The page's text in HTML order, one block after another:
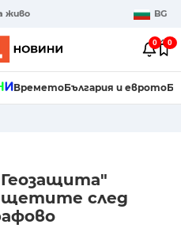
живо BG
0 0
ВреметоБългария и еврото
щетите след